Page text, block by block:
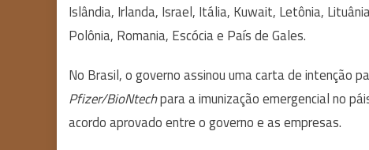
Islândia, Irlanda, Israel, Itália, Kuwait, Letônia,
Polônia, Romania, Escócia e País de Gales.
No Brasil, o governo assinou uma carta de intenção
Pfizer/BioNtechpara a imunização emergencial no
acordo aprovado entre o governo e as empresas.